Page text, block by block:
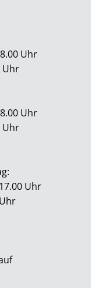
Uhr
Uhr
Uhr
Uhr
Uhr